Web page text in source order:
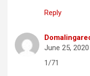
Reply
June 25,
1/71